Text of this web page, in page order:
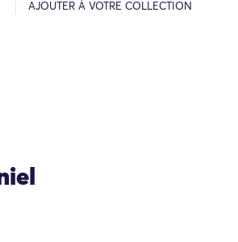
AJOUTER À VOTRE COLLECTION